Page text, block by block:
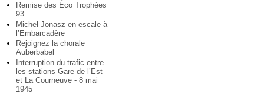
Remise des Éco Trophées
93
Michel Jonasz en escale à
l’Embarcadère
Rejoignez la chorale
Auberbabel
Interruption du trafic entre
les stations Gare de l’Est
et La Courneuve - 8 mai
1945